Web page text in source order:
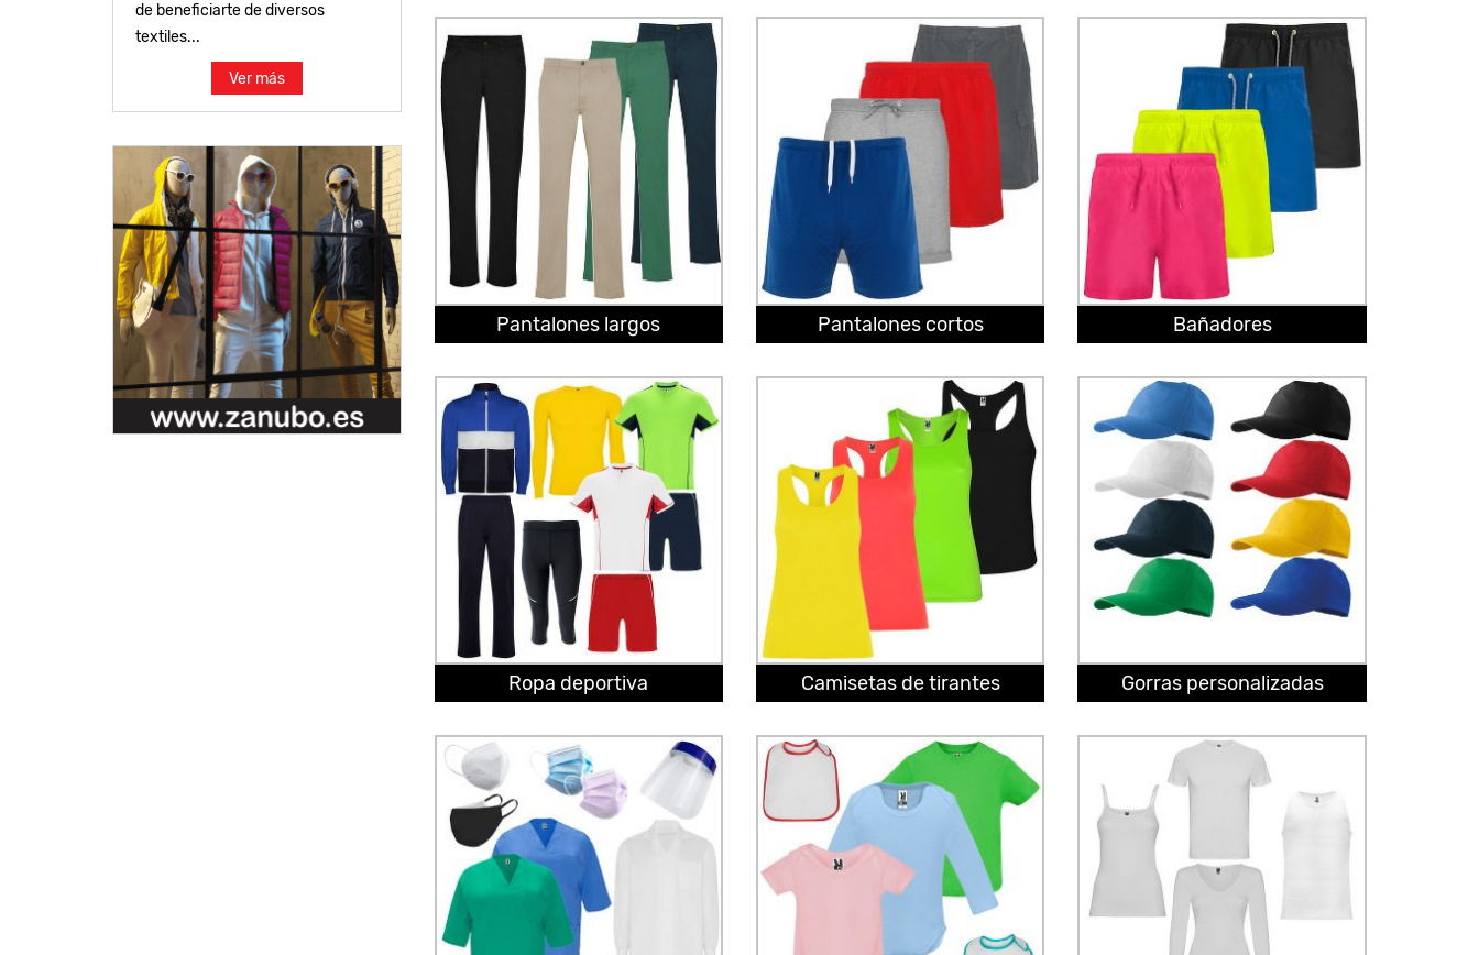
de beneficiarte de diversos
textiles...
Ver más
Pantalones largos Pantalones cortos Bañadores
Ropa deportiva Camisetas de tirantes Gorras personalizadas